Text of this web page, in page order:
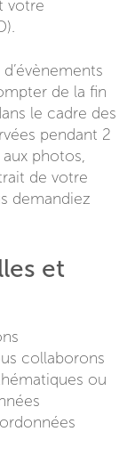
votre
de la fin
le cadre des
pendant 2
photos,
de votre
demandiez
et
collaborons
ou